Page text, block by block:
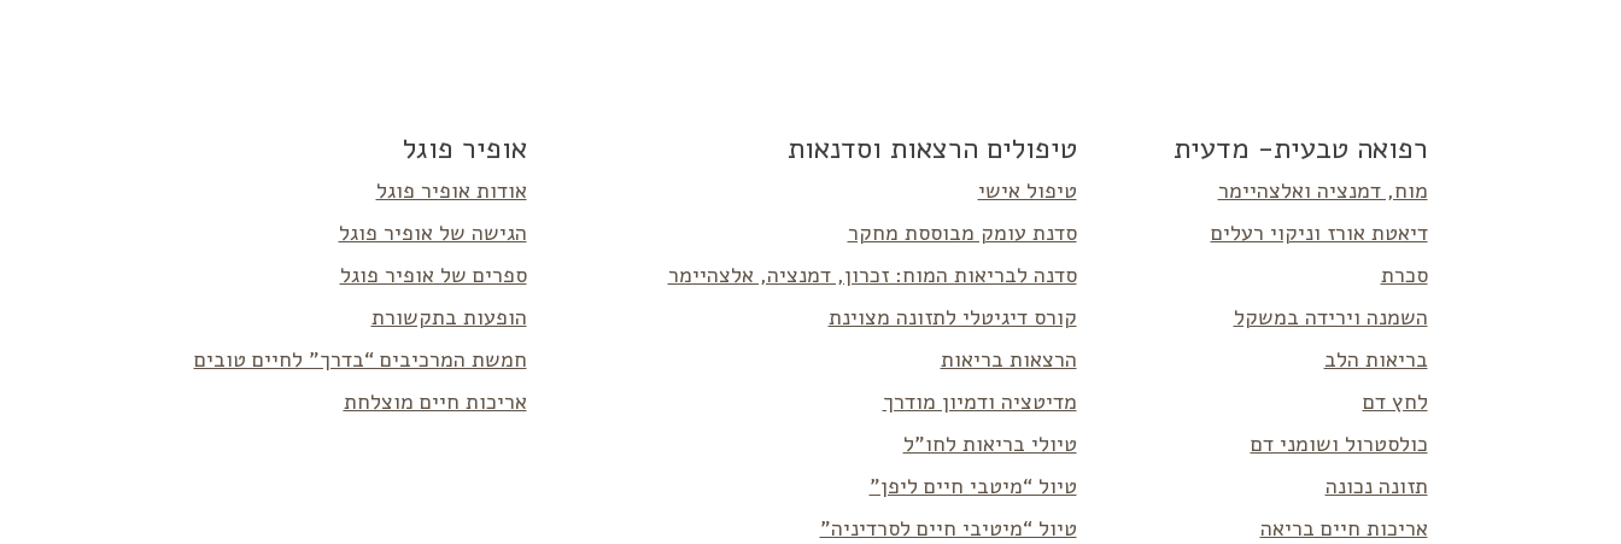
אופיר פוגל
אודות אופיר פוגל
הגישה של אופיר פוגל
ספרים של אופיר פוגל
הופעות בתקשורת
חמשת המרכיבים “בדרך” לחיים טובים
אריכות חיים מוצלחת
טיפולים הרצאות וסדנאות
טיפול אישי
סדנת עומק מבוססת מחקר
סדנה לבריאות המוח: זכרון, דמנציה, אלצהיימר
קורס דיגיטלי לתזונה מצוינת
הרצאות בריאות
מדיטציה ודמיון מודרך
טיולי בריאות לחו”ל
טיול “מיטבי חיים ליפן”
טיול “מיטיבי חיים לסרדיניה”
רפואה טבעית- מדעית
מוח, דמנציה ואלצהיימר
דיאטת אורז וניקוי רעלים
סכרת
השמנה וירידה במשקל
בריאות הלב
לחץ דם
כולסטרול ושומני דם
תזונה נכונה
אריכות חיים בריאה